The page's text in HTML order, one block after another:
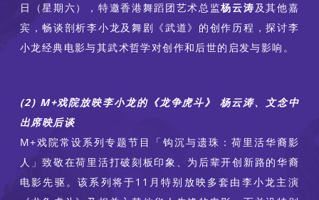
日（星期六），特邀香港舞蹈团艺术总监杨云涛及其他嘉
宾，畅谈剖析李小龙及舞剧《武道》的创作历程，探讨李
小龙经典电影与其武术哲学对创作和后世的启发与影响。
(2) M+戏院放映李小龙的《龙争虎斗》 杨云涛、文念中
出席映后谈
M+戏院常设系列专题节目「钩沉与遗珠：荷里活华裔影
人」致敬在荷里活打破刻板印象、为后辈开创新路的华裔
电影先驱。该系列将于11月特别放映多套由李小龙主演